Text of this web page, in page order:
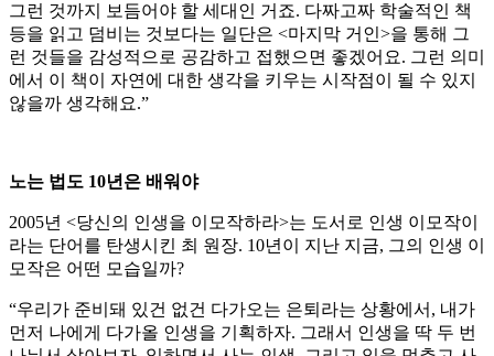
그런 것까지 보듬어야 할 세대인 거죠. 다짜고짜 학술적인 책
등을 읽고 덤비는 것보다는 일단은 <마지막 거인>을 통해 그
런 것들을 감성적으로 공감하고 접했으면 좋겠어요. 그런 의미
에서 이 책이 자연에 대한 생각을 키우는 시작점이 될 수 있지
않을까 생각해요.”
노는 법도 10년은 배워야
2005년 <당신의 인생을 이모작하라>는 도서로 인생 이모작이
라는 단어를 탄생시킨 최 원장. 10년이 지난 지금, 그의 인생 이
모작은 어떤 모습일까?
“우리가 준비돼 있건 없건 다가오는 은퇴라는 상황에서, 내가
먼저 나에게 다가올 인생을 기획하자. 그래서 인생을 딱 두 번